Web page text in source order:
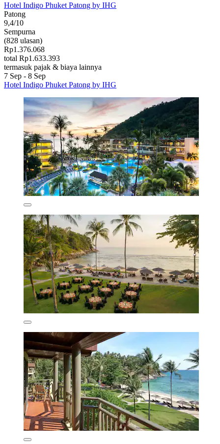
Hotel Indigo Phuket Patong by IHG
Patong
9,4/10
Sempurna
(828 ulasan)
Rp1.376.068
total Rp1.633.393
termasuk pajak & biaya lainnya
7 Sep - 8 Sep
Hotel Indigo Phuket Patong by IHG